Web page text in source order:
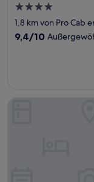
4.0-
Sterne-
Unterkunft
1,8 km von Pro Cab
9.4
9,4/10
Hummingbird